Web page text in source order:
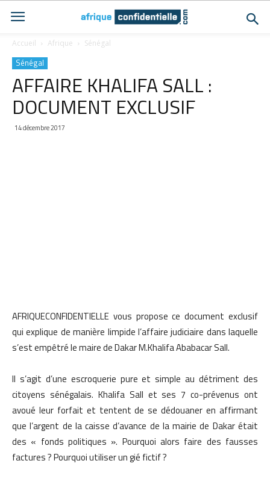
Accueil Afrique Sénégal
Sénégal
AFFAIRE KHALIFA SALL :
DOCUMENT EXCLUSIF
14 décembre 2017
AFRIQUECONFIDENTIELLE vous propose ce document exclusif
qui explique de manière limpide l’affaire judiciaire dans laquelle
s’est empêtré le maire de Dakar M.Khalifa Ababacar Sall.
Il s’agit d’une escroquerie pure et simple au détriment des
citoyens sénégalais. Khalifa Sall et ses 7 co-prévenus ont
avoué leur forfait et tentent de se dédouaner en affirmant
que l’argent de la caisse d’avance de la mairie de Dakar était
des « fonds politiques ». Pourquoi alors faire des fausses
factures ? Pourquoi utiliser un gié fictif ?